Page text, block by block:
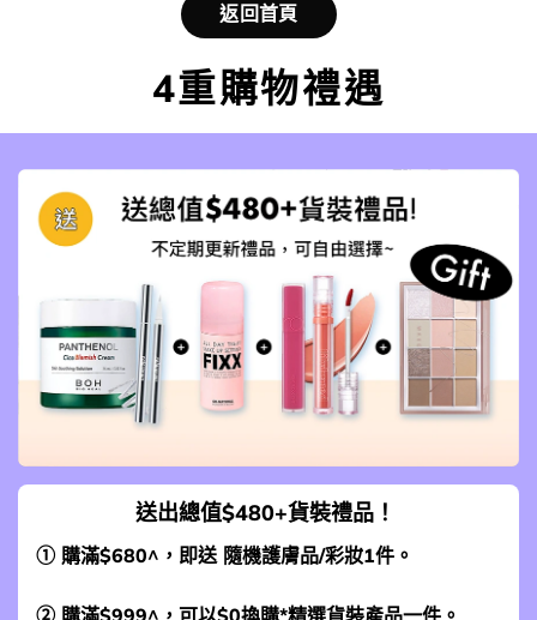
返回首頁
4重購物禮遇
送出總值$480+貨裝禮品！
① 購滿$680^，即送 隨機護膚品/彩妝1件。